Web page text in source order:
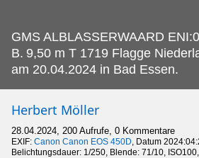
GMS ALBLASSERWAARD
B. 9,50 m T 1719 Flagge
am 20.04.2024 in Bad Essen.
Herbert Möller
28.04.2024, 200 Aufrufe, 0 Kommentare
EXIF: Canon Canon EOS 450D , Datum
Belichtungsdauer: 1/250, Blende: 71/10,